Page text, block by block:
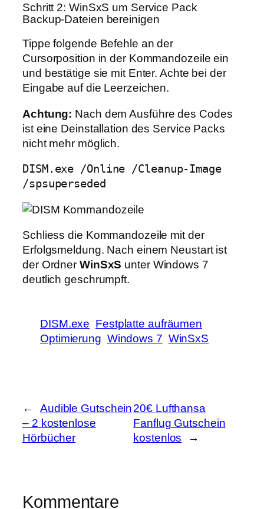
Schritt 2: WinSxS um Service Pack
Backup-Dateien bereinigen
Tippe folgende Befehle an der
Cursorposition in der Kommandozeile ein
und bestätige sie mit Enter. Achte bei der
Eingabe auf die Leerzeichen.
Achtung: Nach dem Ausführe des Codes
ist eine Deinstallation des Service Packs
nicht mehr möglich.
DISM.exe /Online /Cleanup-Image
/spsuperseded
Schliess die Kommandozeile mit der
Erfolgsmeldung. Nach einem Neustart ist
der Ordner WinSxS unter Windows 7
deutlich geschrumpft.
DISM.exe Festplatte aufräumen
Optimierung Windows 7 WinSxS
←
Audible Gutschein
– 2 kostenlose
Hörbücher
20€ Lufthansa
Fanflug Gutschein
kostenlos
→
Kommentare